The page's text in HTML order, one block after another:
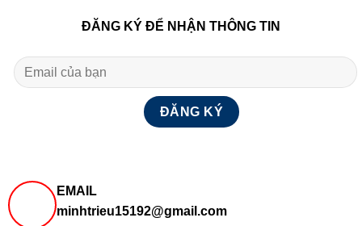
ĐĂNG KÝ ĐỂ NHẬN THÔNG TIN
EMAIL
minhtrieu15192@gmail.com